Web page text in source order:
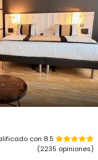
con 8.5
(2235 opiniones)